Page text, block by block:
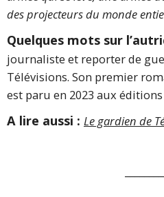
des projecteurs du monde
Quelques mots sur
journaliste et reporter de
Télévisions. Son premier
est paru en 2023 aux
A lire aussi : Le gardien de